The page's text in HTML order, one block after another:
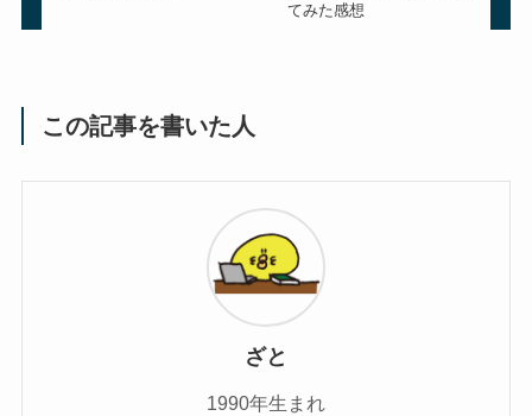
てみた感想
この記事を書いた人
ざと
1990年生まれ